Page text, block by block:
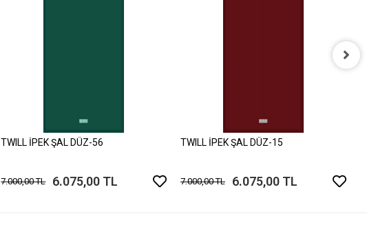
TWILL İPEK ŞAL DÜZ-56
7.000,00 TL 6.075,00 TL
TWILL İPEK ŞAL DÜZ-15
7.000,00 TL 6.075,00 TL